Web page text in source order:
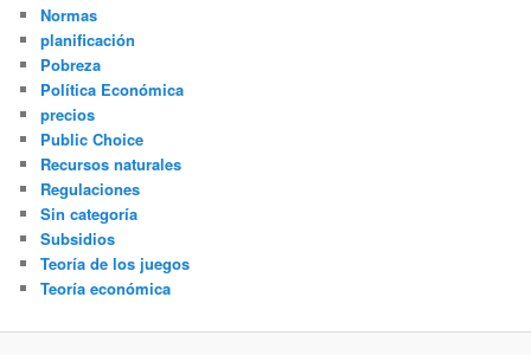
Normas
planificación
Pobreza
Política Económica
precios
Public Choice
Recursos naturales
Regulaciones
Sin categoría
Subsidios
Teoría de los juegos
Teoría económica